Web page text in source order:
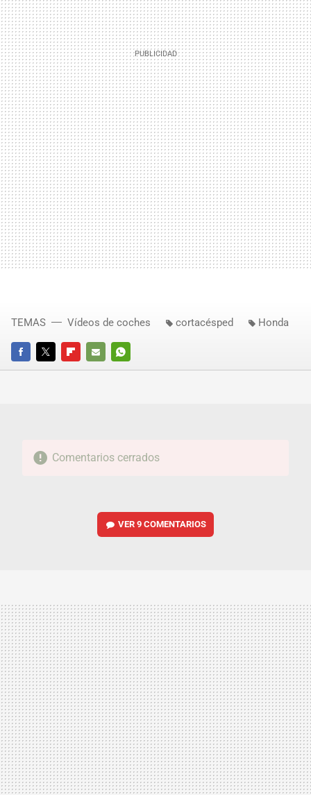
FACEBOOKTWITTERFLIPBOARD
E-
WHATSAPP
TEMAS Vídeos de coches cortacésped Honda
Comentarios cerrados
VER9 COMENTARIOS